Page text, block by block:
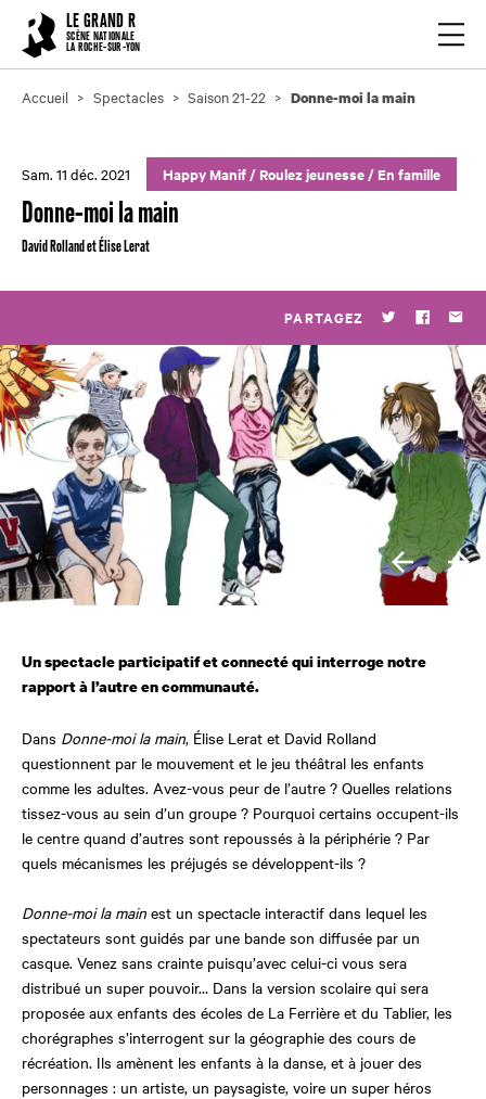
LE GRAND R
SCÈNE NATIONALE
LA ROCHE-SUR-YON
Accueil Spectacles Saison 21-22 Donne-moi la main
Sam. 11 déc. 2021 Happy Manif/ Roulez jeunesse/ En famille
Donne-moi la main
David Rolland et Élise Lerat
PARTAGEZ Twitter
Un spectacle participatif et connecté qui interroge notre
rapport à l’autre en communauté.
Dans Donne-moi la main, Élise Lerat et David Rolland
questionnent par le mouvement et le jeu théâtral les enfants
comme les adultes. Avez-vous peur de l’autre ? Quelles relations
tissez-vous au sein d’un groupe ? Pourquoi certains occupent-ils
le centre quand d’autres sont repoussés à la périphérie ? Par
quels mécanismes les préjugés se développent-ils ?
Donne-moi la main est un spectacle interactif dans lequel les
spectateurs sont guidés par une bande son diffusée par un
casque. Venez sans crainte puisqu’avec celui-ci vous sera
distribué un super pouvoir… Dans la version scolaire qui sera
proposée aux enfants des écoles de La Ferrière et du Tablier, les
chorégraphes s’interrogent sur la géographie des cours de
récréation. Ils amènent les enfants à la danse, et à jouer des
personnages : un artiste, un paysagiste, voire un super héros
Cookies management panel